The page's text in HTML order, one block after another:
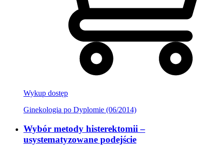
Wykup dostęp
Ginekologia po Dyplomie (06/2014)
Wybór metody histerektomii –
usystematyzowane podejście